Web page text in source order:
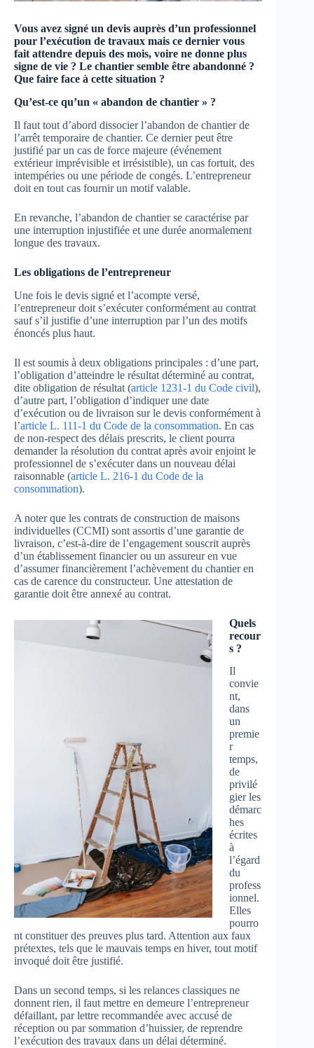
Vous avez signé un devis auprès d’un professionnel
pour l’exécution de travaux mais ce dernier vous
fait attendre depuis des mois, voire ne donne plus
signe de vie ? Le chantier semble être abandonné ?
Que faire face à cette situation ?
Qu’est-ce qu’un « abandon de chantier » ?
Il faut tout d’abord dissocier l’abandon de chantier de
l’arrêt temporaire de chantier. Ce dernier peut être
justifié par un cas de force majeure (événement
extérieur imprévisible et irrésistible), un cas fortuit, des
intempéries ou une période de congés. L’entrepreneur
doit en tout cas fournir un motif valable.
En revanche, l’abandon de chantier se caractérise par
une interruption injustifiée et une durée anormalement
longue des travaux.
Les obligations de l’entrepreneur
Une fois le devis signé et l’acompte versé,
l’entrepreneur doit s’exécuter conformément au contrat
sauf s’il justifie d’une interruption par l’un des motifs
énoncés plus haut.
Il est soumis à deux obligations principales : d’une part,
l’obligation d’atteindre le résultat déterminé au contrat,
dite obligation de résultat (article 1231-1 du Code civil),
d’autre part, l’obligation d’indiquer une date
d’exécution ou de livraison sur le devis conformément à
l’article L. 111-1 du Code de la consommation. En cas
de non-respect des délais prescrits, le client pourra
demander la résolution du contrat après avoir enjoint le
professionnel de s’exécuter dans un nouveau délai
raisonnable (article L. 216-1 du Code de la
consommation).
A noter que les contrats de construction de maisons
individuelles (CCMI) sont assortis d’une garantie de
livraison, c’est-à-dire de l’engagement souscrit auprès
d’un établissement financier ou un assureur en vue
d’assumer financièrement l’achèvement du chantier en
cas de carence du constructeur. Une attestation de
garantie doit être annexé au contrat.
Quels
recour
s ?
Il
convie
nt,
dans
un
premie
r
temps,
de
privilé
gier les
démarc
hes
écrites
à
l’égard
du
profess
ionnel.
Elles
pourro
nt constituer des preuves plus tard. Attention aux faux
prétextes, tels que le mauvais temps en hiver, tout motif
invoqué doit être justifié.
Dans un second temps, si les relances classiques ne
donnent rien, il faut mettre en demeure l’entrepreneur
défaillant, par lettre recommandée avec accusé de
réception ou par sommation d’huissier, de reprendre
l’exécution des travaux dans un délai déterminé.